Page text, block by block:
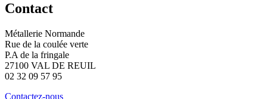
Contact
Métallerie Normande
Rue de la coulée verte
P.A de la fringale
27100 VAL DE REUIL
02 32 09 57 95
Contactez-nous